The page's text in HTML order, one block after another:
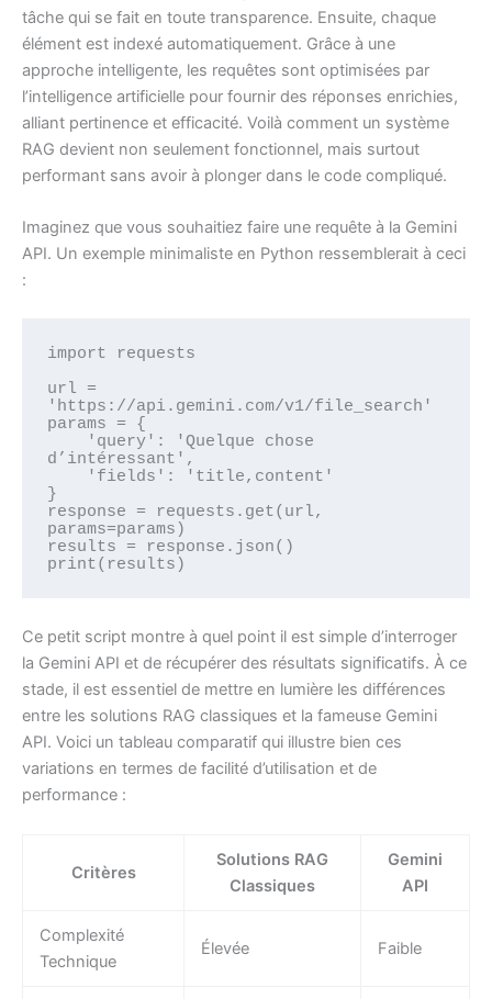
tâche qui se fait en toute transparence. Ensuite, chaque
élément est indexé automatiquement. Grâce à une
approche intelligente, les requêtes sont optimisées par
l’intelligence artificielle pour fournir des réponses enrichies,
alliant pertinence et efficacité. Voilà comment un système
RAG devient non seulement fonctionnel, mais surtout
performant sans avoir à plonger dans le code compliqué.
Imaginez que vous souhaitiez faire une requête à la Gemini
API. Un exemple minimaliste en Python ressemblerait à ceci
:
import requests
url =
'https://api.gemini.com/v1/file_search'
params = {
d’intéressant',
}
response = requests.get(url,
params=params)
results = response.json()
print(results)
Ce petit script montre à quel point il est simple d’interroger
la Gemini API et de récupérer des résultats significatifs. À ce
stade, il est essentiel de mettre en lumière les différences
entre les solutions RAG classiques et la fameuse Gemini
API. Voici un tableau comparatif qui illustre bien ces
variations en termes de facilité d’utilisation et de
performance :
Critères
Solutions RAG
Classiques
Gemini
API
Complexité
Technique
Élevée Faible